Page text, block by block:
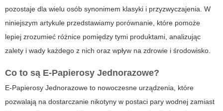
pozostaje dla wielu osób synonimem klasyki i przyzwyczajenia. W
niniejszym artykule przedstawiamy porównanie, które pomoże
lepiej zrozumieć różnice pomiędzy tymi produktami, analizując
zalety i wady każdego z nich oraz wpływ na zdrowie i środowisko.
Co to są E-Papierosy Jednorazowe?
E-Papierosy Jednorazowe to nowoczesne urządzenia, które
pozwalają na dostarczanie nikotyny w postaci pary wodnej zamiast